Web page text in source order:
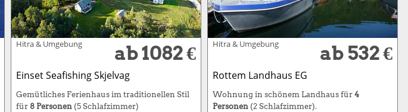
Hitra & Umgebung ab 1082 €
Einset Seafishing Skjelvag
Gemütliches Ferienhaus im traditionellen Stil
für 8 Personen(5 Schlafzimmer)
Hitra & Umgebung ab 532 €
Rottem Landhaus EG
Wohnung in schönem Landhaus für 4
Personen(2 Schlafzimmer).